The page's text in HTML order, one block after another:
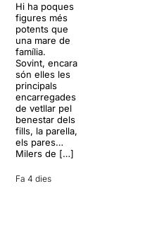
Hi ha poques
figures més
potents que
una mare de
família.
Sovint, encara
són elles les
principals
encarregades
de vetllar pel
benestar dels
fills, la parella,
els pares…
Milers de […]
Fa 4 dies